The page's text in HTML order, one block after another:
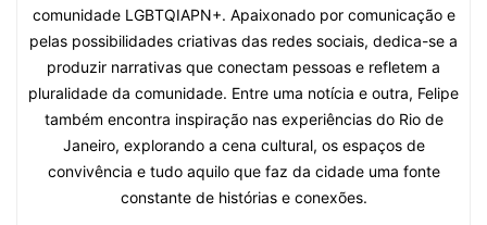
comunidade LGBTQIAPN+. Apaixonado por comunicação e
pelas possibilidades criativas das redes sociais, dedica-se a
produzir narrativas que conectam pessoas e refletem a
pluralidade da comunidade. Entre uma notícia e outra, Felipe
também encontra inspiração nas experiências do Rio de
Janeiro, explorando a cena cultural, os espaços de
convivência e tudo aquilo que faz da cidade uma fonte
constante de histórias e conexões.